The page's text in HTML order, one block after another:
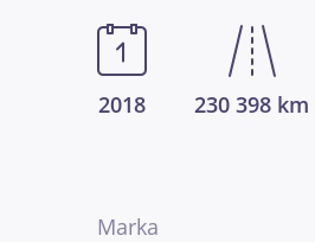
2018 230 398 km
Marka